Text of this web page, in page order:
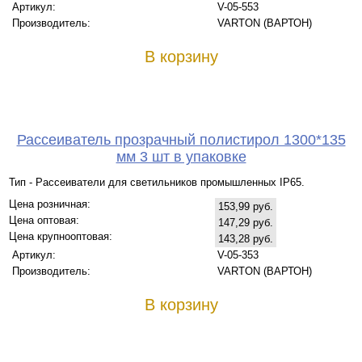
Артикул:
V-05-553
Производитель:
VARTON (ВАРТОН)
В корзину
Рассеиватель прозрачный полистирол 1300*135
мм 3 шт в упаковке
Тип - Рассеиватели для светильников промышленных IP65.
Цена розничная:
153,99 руб.
Цена оптовая:
147,29 руб.
Цена крупнооптовая:
143,28 руб.
Артикул:
V-05-353
Производитель:
VARTON (ВАРТОН)
В корзину